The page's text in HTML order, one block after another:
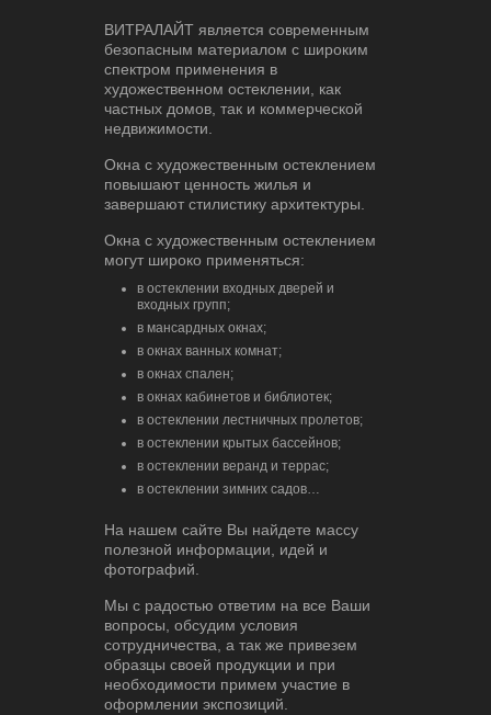
ВИТРАЛАЙТ является современным
безопасным материалом с широким
спектром применения в
художественном остеклении, как
частных домов, так и коммерческой
недвижимости.
Окна с художественным остеклением
повышают ценность жилья и
завершают стилистику архитектуры.
Окна с художественным остеклением
могут широко применяться:
в остеклении входных дверей и
входных групп;
в мансардных окнах;
в окнах ванных комнат;
в окнах спален;
в окнах кабинетов и библиотек;
в остеклении лестничных пролетов;
в остеклении крытых бассейнов;
в остеклении веранд и террас;
в остеклении зимних садов…
На нашем сайте Вы найдете массу
полезной информации, идей и
фотографий.
Мы с радостью ответим на все Ваши
вопросы, обсудим условия
сотрудничества, а так же привезем
образцы своей продукции и при
необходимости примем участие в
оформлении экспозиций.